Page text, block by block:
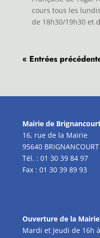
cours tous les
de 18h30/19h30 et
« Entrées
Mairie de
16, rue de la Mairie
95640 BRIGNANCOURT
Tél. : 01 30 39 84 97
Fax : 01 30 39 89 93
Ouverture de la Mairie
Mardi et Jeudi de 16h